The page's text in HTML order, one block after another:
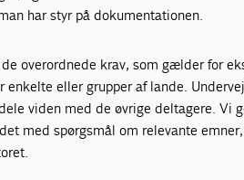
har styr på dokumentationen.
overordnede krav, som gælder for
enkelte eller grupper af lande.
viden med de øvrige deltagere. Vi
med spørgsmål om relevante